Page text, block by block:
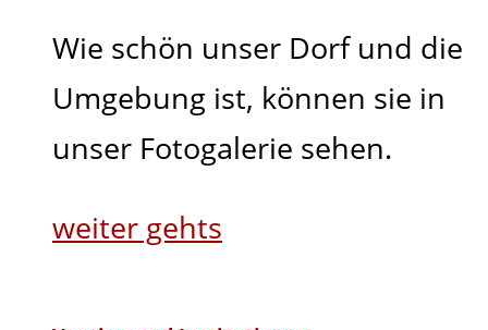
Wie schön unser Dorf und die
Umgebung ist, können sie in
unser Fotogalerie sehen.
weiter gehts